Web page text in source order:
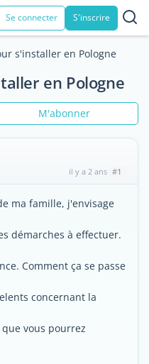
Se connecter S'inscrire
s'installer en Pologne
en Pologne
M'abonner
il y a 2 ans #1
ma famille, j'envisage
démarches à effectuer.
Comment ça se passe
concernant la
vous pourrez